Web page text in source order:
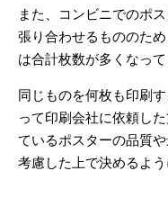
また、コンビニでのポ
張り合わせるもののた
は合計枚数が多くなっ
同じものを何枚も印刷
って印刷会社に依頼し
ているポスターの品質
考慮した上で決めるよう